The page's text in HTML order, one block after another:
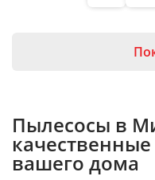
Пылесосы в
вашего дома